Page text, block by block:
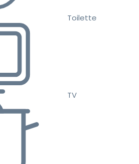
Toilette
TV